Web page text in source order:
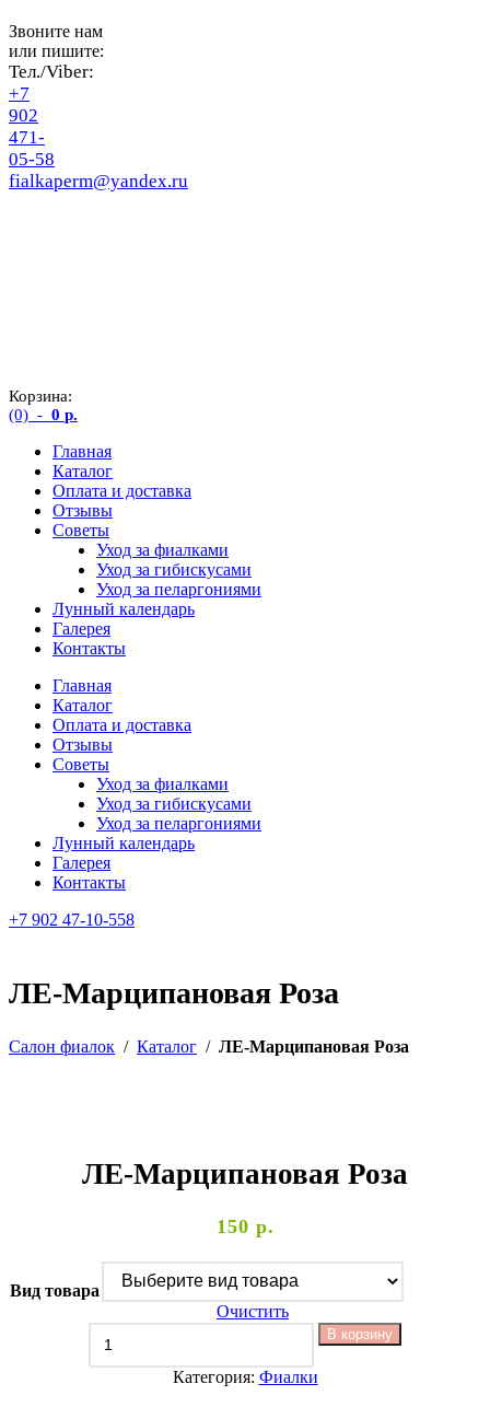
Звоните нам
или пишите:
Тел./Viber:
+7
902
471-
05-58
fialkaperm@yandex.ru
Корзина:
(0) - 0 р.
Главная
Каталог
Оплата и доставка
Отзывы
Советы
Уход за фиалками
Уход за гибискусами
Уход за пеларгониями
Лунный календарь
Галерея
Контакты
Главная
Каталог
Оплата и доставка
Отзывы
Советы
Уход за фиалками
Уход за гибискусами
Уход за пеларгониями
Лунный календарь
Галерея
Контакты
+7 902 47-10-558
ЛЕ-Марципановая Роза
Салон фиалок / Каталог / ЛЕ-Марципановая Роза
ЛЕ-Марципановая Роза
150 р.
Вид товара
Очистить
В корзину
Категория: Фиалки